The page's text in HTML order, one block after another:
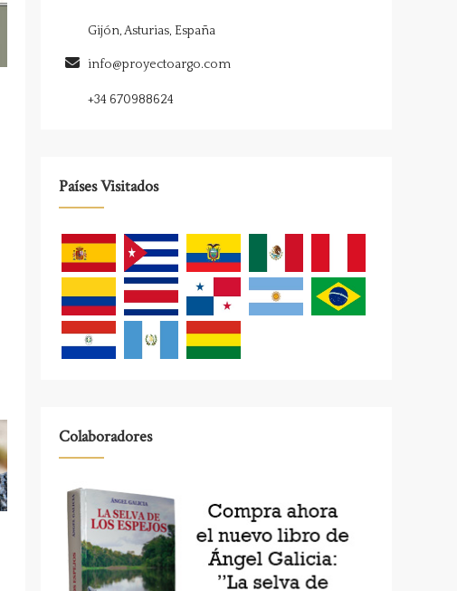
Gijón, Asturias, España
info@proyectoargo.com
+34 670988624
Países Visitados
Colaboradores